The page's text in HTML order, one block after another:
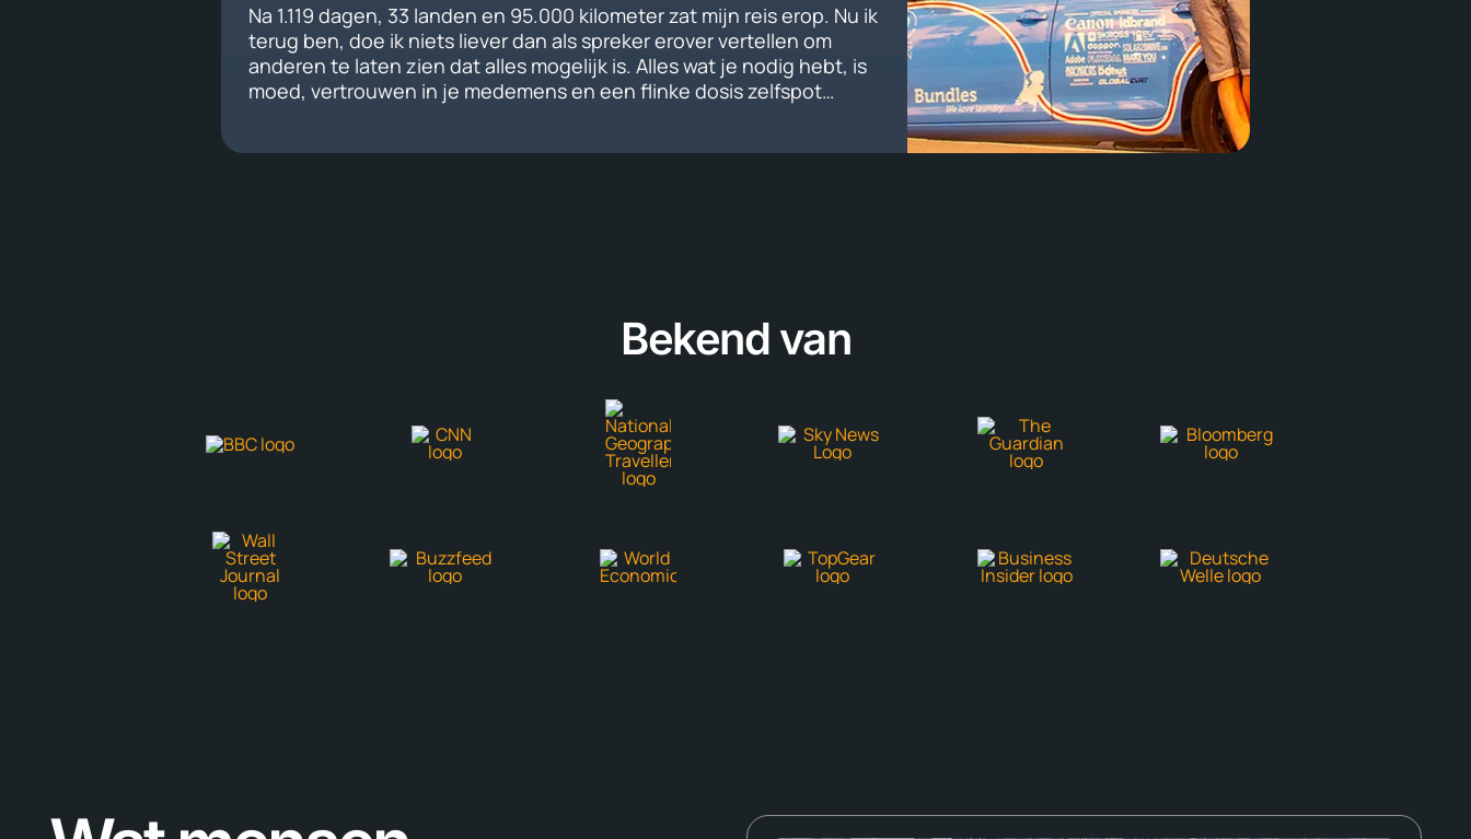
Na 1.119 dagen, 33 landen en 95.000 kilometer zat mijn reis erop. Nu ik
terug ben, doe ik niets liever dan als spreker erover vertellen om
anderen te laten zien dat alles mogelijk is. Alles wat je nodig hebt, is
moed, vertrouwen in je medemens en een flinke dosis zelfspot…
Bekend van